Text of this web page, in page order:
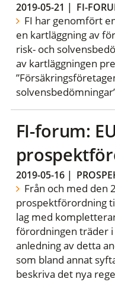
2019-05-21 | FI-
FI har genomfört
en kartläggning av
risk- och
av kartläggningen
FI-forum:
2019-05-16|
Från och med den
prospektförordning
lag med
förordningen träder
anledning av detta
som bland annat
beskriva det nya